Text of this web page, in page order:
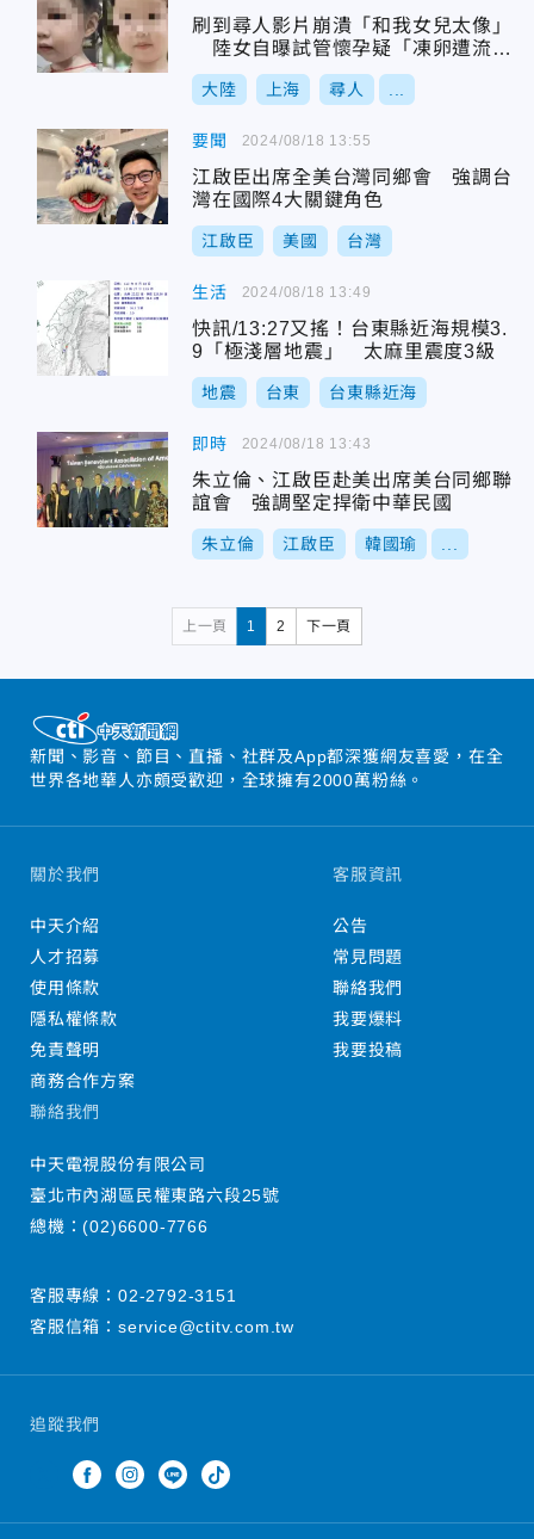
刷到尋人影片崩潰「和我女兒太像」
陸女自曝試管懷孕疑「凍卵遭流
出」
大陸 上海 尋人
要聞
江啟臣出席全美台灣同鄉會 強調台
灣在國際4大關鍵角色
江啟臣 美國 台灣
2024/08/18 13:55
生活
快訊/13:27又搖！台東縣近海規模3.
9「極淺層地震」 太麻里震度3級
地震 台東 台東縣近海
2024/08/18 13:49
即時
朱立倫、江啟臣赴美出席美台同鄉聯
誼會 強調堅定捍衛中華民國
朱立倫 江啟臣 韓國瑜
2024/08/18 13:43
上一頁 1 2 下一頁
新聞、影音、節目、直播、社群及App都深獲網友喜愛，在全
世界各地華人亦頗受歡迎，全球擁有2000萬粉絲。
追蹤我們
關於我們
中天介紹
人才招募
使用條款
隱私權條款
免責聲明
商務合作方案
客服資訊
公告
常見問題
聯絡我們
我要爆料
我要投稿
聯絡我們
中天電視股份有限公司
臺北市內湖區民權東路六段25號
總機：(02)6600-7766
客服專線： 02-2792-3151
客服信箱： service@ctitv.com.tw